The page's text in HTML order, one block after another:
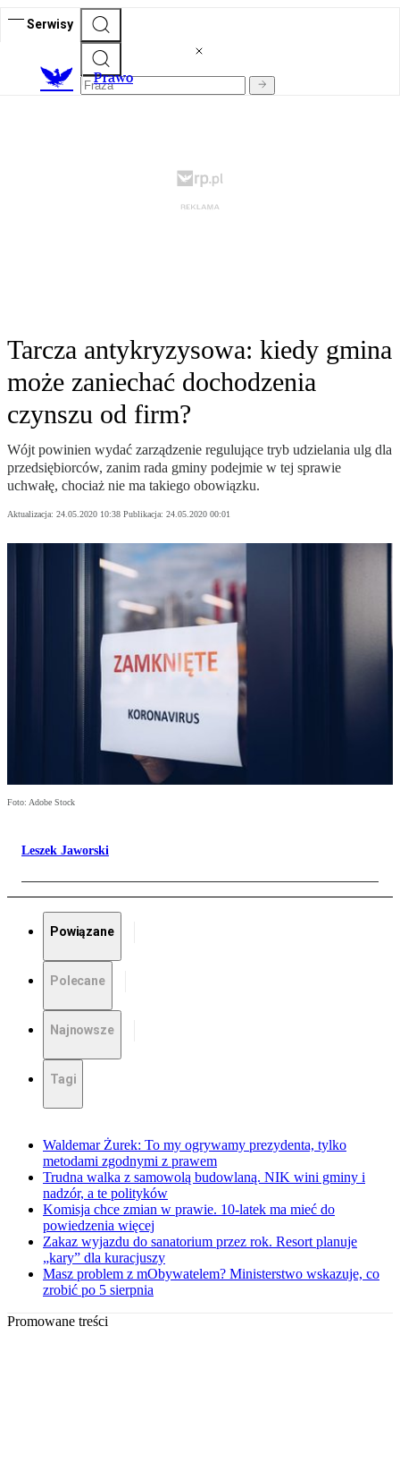
Serwisy
Prawo
Tarcza antykryzysowa: kiedy gmina
może zaniechać dochodzenia
czynszu od firm?
Wójt powinien wydać zarządzenie regulujące tryb udzielania ulg dla
przedsiębiorców, zanim rada gminy podejmie w tej sprawie
uchwałę, chociaż nie ma takiego obowiązku.
Aktualizacja: 24.05.2020 10:38 Publikacja: 24.05.2020 00:01
Foto: Adobe Stock
Leszek Jaworski
Powiązane
Polecane
Najnowsze
Tagi
Waldemar Żurek: To my ogrywamy prezydenta, tylko
metodami zgodnymi z prawem
Trudna walka z samowolą budowlaną. NIK wini gminy i
nadzór, a te polityków
Komisja chce zmian w prawie. 10-latek ma mieć do
powiedzenia więcej
Zakaz wyjazdu do sanatorium przez rok. Resort planuje
„kary” dla kuracjuszy
Masz problem z mObywatelem? Ministerstwo wskazuje, co
zrobić po 5 sierpnia
Promowane treści